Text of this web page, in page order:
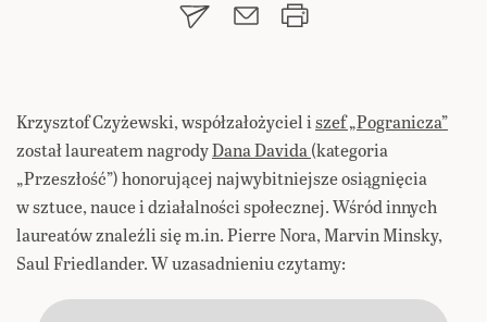
Krzysztof Czyżewski, współzałożyciel iszef „Pogranicza”
został laureatem nagrodyDana Davida(kategoria
„Przeszłość”) honorującej najwybitniejsze osiągnięcia
w sztuce, nauce i działalności społecznej. Wśród innych
laureatów znaleźli się m.in. Pierre Nora, Marvin Minsky,
Saul Friedlander. W uzasadnieniu czytamy: